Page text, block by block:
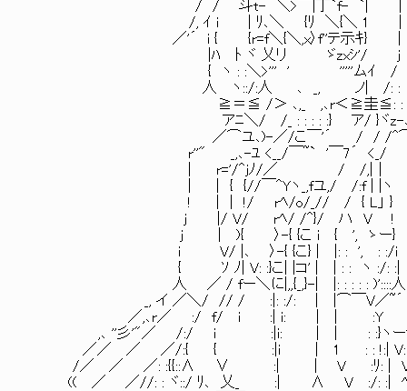
/ / 斗t- ＼>￣|丁`f- `| |
/, ｲ i | ﾘ､＼ {ﾘ ＼{＼ 1 | i
／'´ i { {r=f＼{＼,x〉f''テ示ｷ
|ﾊ ﾄ ヾ 乂リ ゞzxｼ'/ j ',
{ ヽ : :＼>''' ' '''''ムｲ
人 ヽ::/:人 ､ _, ノ| /:
≧＝≦ /＞ ､,_ ,､r＜≧圭≦: : i
アﾆ＼/ /_ : : : : :} ア/ }ヾz-､
／⌒ユ､)-／/こ￣'´ / / /^⌒＼ ヽi ttps://
r''" _,､-ﾕ <__/￣~` '￣7´ <_/
| r='/^jﾉ/／ / /,|｜
| | { {//￣^Yヽ_,fユ,/ /:f | |
! | | !/ rﾍ/o/_// / { L」 } 1
j |/ V/ rﾍ/ /^}/ ハ V !
j | ){ 〉-{ {こ i { ', ゝー}
i V/ |､ 〉-{ {こ} | |: : ', : :/
{ ｿ ﾉ| V: :}こ| |コ' | | : : ヽ :/:
人 ／ / fー＼に|,,{_,}-| |: : : : :
_, イ ／＼/ // / :|: :/: | |⌒￣V／
／,､r／ :/ f/ i :| i: | | :Y ｲ :
,､ ''彡'"／ /:/ i :|i: | | : :}ヽー''": :
／／ ／ ／/:{ { :|i | 1 : : !:| V: :/: : :
/／ ／ ／: :{{::∧ ∨ :| | V :ﾘ: | V: : :
(( ／ ／//: : ヾ::/ ﾘ､ 乂_ :| ∧ V :/: :| ﾍ